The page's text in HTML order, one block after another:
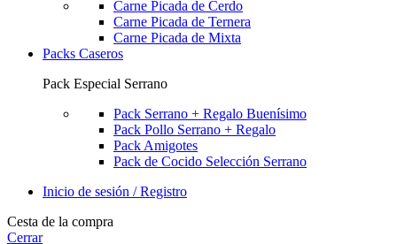
Carne Picada de Cerdo
Carne Picada de Ternera
Carne Picada de Mixta
Packs Caseros
Pack Especial Serrano
Pack Serrano + Regalo Buenísimo
Pack Pollo Serrano + Regalo
Pack Amigotes
Pack de Cocido Selección Serrano
Inicio de sesión / Registro
Cesta de la compra
Cerrar